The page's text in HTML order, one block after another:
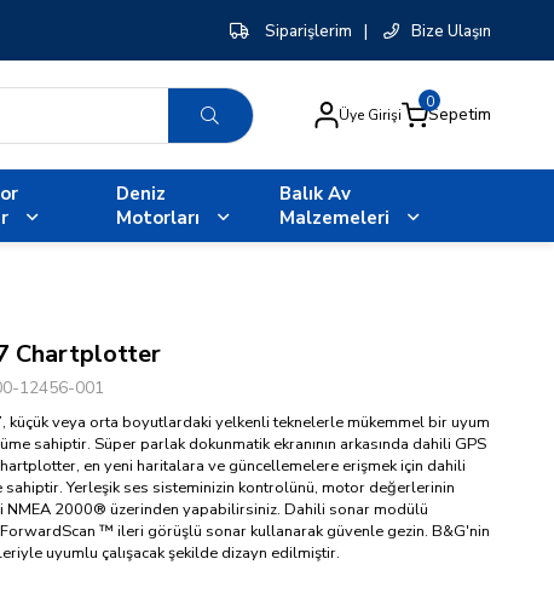
Siparişlerim | Bize Ulaşın
Üye Girişi Sepetim
0
Deniz
Motorları
Balık Av
Malzemeleri
Chartplotter
12456-001
küçük veya orta boyutlardaki yelkenli teknelerle mükemmel bir uyum
sahiptir. Süper parlak dokunmatik ekranının arkasında dahili GPS
chartplotter, en yeni haritalara ve güncellemelere erişmek için dahili
Yerleşik ses sisteminizin kontrolünü, motor değerlerinin
NMEA 2000® üzerinden yapabilirsiniz. Dahili sonar modülü
™ ileri görüşlü sonar kullanarak güvenle gezin. B&G'nin
uyumlu çalışacak şekilde dizayn edilmiştir.